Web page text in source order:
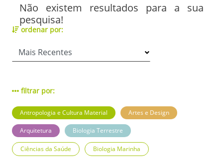
Não existem resultados para a sua
pesquisa!
ordenar por:
filtrar por:
Antropologia e Cultura Material Artes e Design
Arquitetura Biologia Terrestre
Ciências da Saúde Biologia Marinha